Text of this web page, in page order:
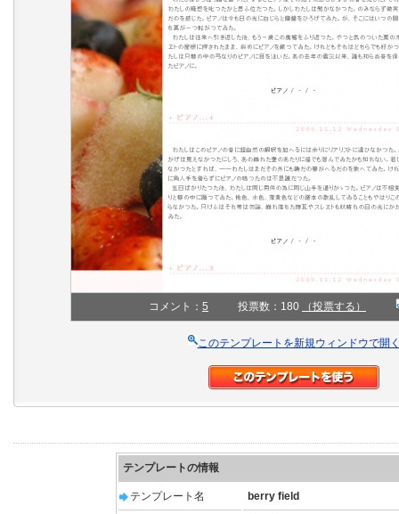
コメント： 5 投票数：180 （投票する）
このテンプレートを新規ウィンドウで開
テンプレートの情報
テンプレート名 berry field